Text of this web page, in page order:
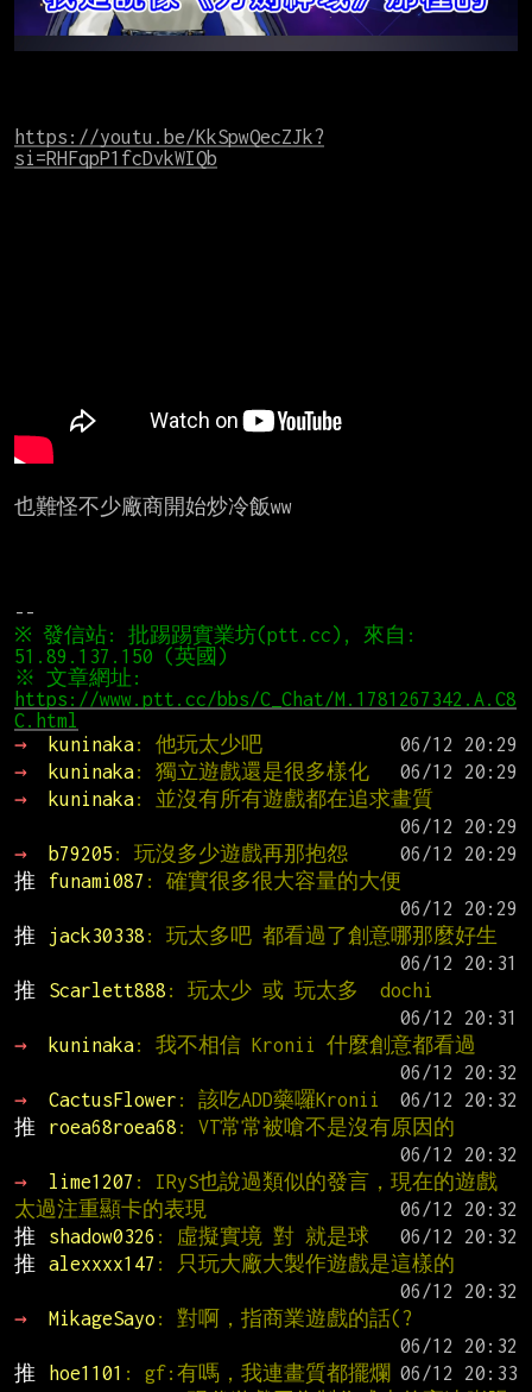
https://youtu.be/KkSpwQecZJk?
si=RHFqpP1fcDvkWIQb
也難怪不少廠商開始炒冷飯ww
※ 發信站: 批踢踢實業坊(ptt.cc), 來自:
51.89.137.150 (英國)
https://www.ptt.cc/bbs/C_Chat/M.1781267342.A.C8
C.html
→
kuninaka: 他玩太少吧
→
kuninaka: 獨立遊戲還是很多樣化
→
kuninaka: 並沒有所有遊戲都在追求畫質
→
b79205 : 玩沒多少遊戲再那抱怨
推
funami087 : 確實很多很大容量的大便
推
jack30338 : 玩太多吧 都看過了創意哪那麼好生
推
Scarlett888 : 玩太少 或 玩太多  dochi
→
kuninaka: 我不相信 Kronii 什麼創意都看過
→
CactusFlower : 該吃ADD藥囉Kronii
推
roea68roea68 : VT常常被嗆不是沒有原因的
→
lime1207 : IRyS也說過類似的發言，現在的遊戲
太過注重顯卡的表現
推
shadow0326 : 虛擬實境 對 就是球
推
alexxxx147 : 只玩大廠大製作遊戲是這樣的
→
MikageSayo : 對啊，指商業遊戲的話(?
推
hoe1101 : gf:有嗎，我連畫質都擺爛